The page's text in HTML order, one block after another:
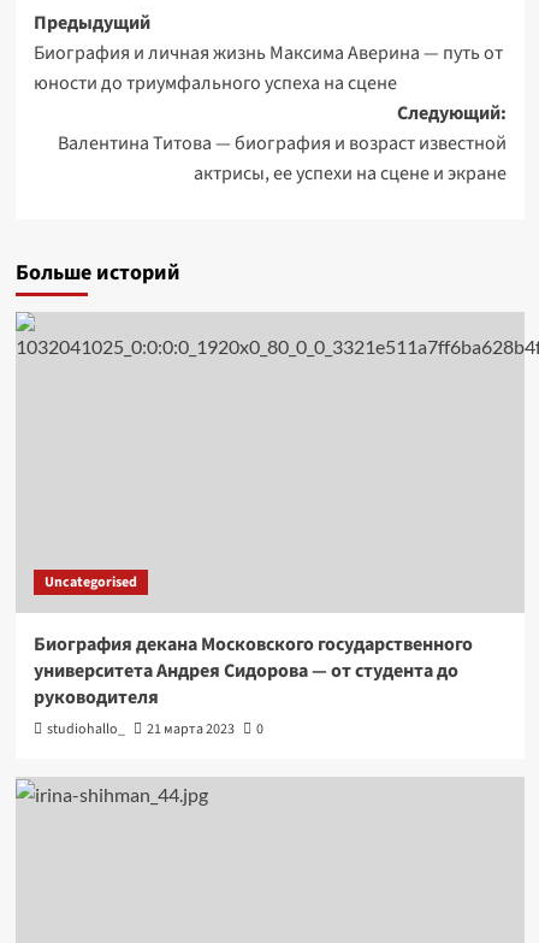
Навигация
записи
Предыдущий
Биография и личная жизнь Максима Аверина — путь от
юности до триумфального успеха на сцене
Следующий:
Валентина Титова — биография и возраст известной
актрисы, ее успехи на сцене и экране
Больше историй
Uncategorised
Биография декана Московского государственного
университета Андрея Сидорова — от студента до
руководителя
studiohallo_ 21 марта 2023 0